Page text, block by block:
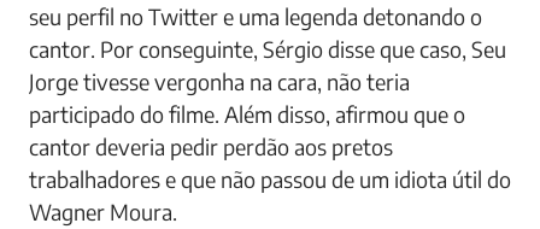
seu perfil no Twitter e uma legenda detonando o
cantor. Por conseguinte, Sérgio disse que caso, Seu
Jorge tivesse vergonha na cara, não teria
participado do filme. Além disso, afirmou que o
cantor deveria pedir perdão aos pretos
trabalhadores e que não passou de um idiota útil do
Wagner Moura.